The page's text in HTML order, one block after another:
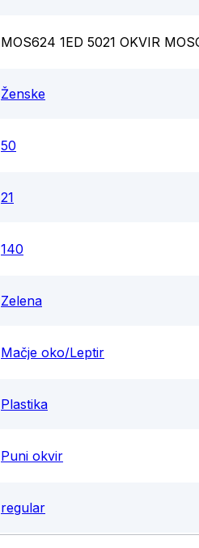
MOS624 1ED 5021 OKVIR
Ženske
50
21
140
Zelena
Mačje oko/Leptir
Plastika
Puni okvir
regular